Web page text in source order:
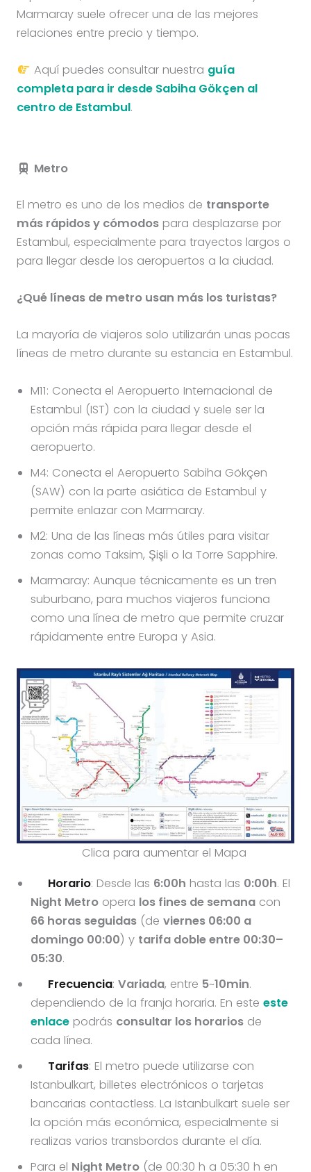
Marmaray suele ofrecer una de las mejores
relaciones entre precio y tiempo.
Aquí puedes consultar nuestra guía
completa para ir desde Sabiha Gökçen al
centro de Estambul.
Metro
El metro es uno de los medios de transporte
más rápidos y cómodospara desplazarse por
Estambul, especialmente para trayectos largos o
para llegar desde los aeropuertos a la ciudad.
¿Qué líneas de metro usan más los turistas?
La mayoría de viajeros solo utilizarán unas pocas
líneas de metro durante su estancia en Estambul.
M11: Conecta el Aeropuerto Internacional de
Estambul (IST) con la ciudad y suele ser la
opción más rápida para llegar desde el
aeropuerto.
M4: Conecta el Aeropuerto Sabiha Gökçen
(SAW) con la parte asiática de Estambul y
permite enlazar con Marmaray.
M2: Una de las líneas más útiles para visitar
zonas como Taksim, Şişli o la Torre Sapphire.
Marmaray: Aunque técnicamente es un tren
suburbano, para muchos viajeros funciona
como una línea de metro que permite cruzar
rápidamente entre Europa y Asia.
Clica para aumentar el Mapa
Horario: Desde las 6:00h hasta las 0:00h. El
Night Metroopera los fines de semanacon
66 horas seguidas(de viernes 06:00 a
domingo 00:00) y tarifa doble entre 00:30–
05:30.
Frecuencia:Variada, entre 5~10min.
dependiendo de la franja horaria. En este este
enlacepodrás consultar los horariosde
cada línea.
Tarifas: El metro puede utilizarse con
Istanbulkart, billetes electrónicos o tarjetas
bancarias contactless. La Istanbulkart suele ser
la opción más económica, especialmente si
realizas varios transbordos durante el día.
Para el Night Metro(de 00:30 h a 05:30 h en